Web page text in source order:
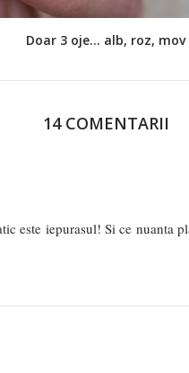
Doar 3 oje... alb, roz, mov
14 COMENTARII
este iepurasul! Si ce nuanta